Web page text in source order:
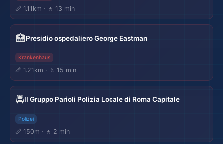
📏 1.11km · 🚶 13 min
🏥Presidio ospedaliero George Eastman
Krankenhaus
📏 1.21km · 🚶 15 min
🚔II Gruppo Parioli Polizia Locale di Roma Capitale
Polizei
📏 150m · 🚶 2 min